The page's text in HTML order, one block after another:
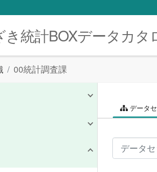
き統計BOXデータカタ
00統計調査課
データ